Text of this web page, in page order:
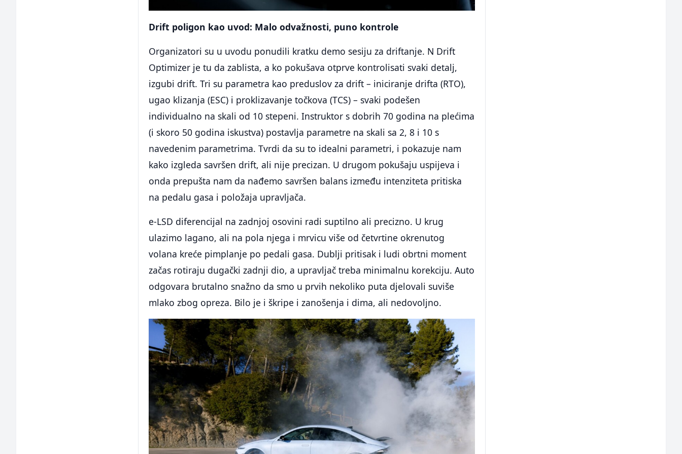
Drift poligon kao uvod: Malo odvažnosti, puno kontrole
Organizatori su u uvodu ponudili kratku demo sesiju za driftanje. N Drift
Optimizer je tu da zablista, a ko pokušava otprve kontrolisati svaki detalj,
izgubi drift. Tri su parametra kao preduslov za drift – iniciranje drifta (RTO),
ugao klizanja (ESC) i proklizavanje točkova (TCS) – svaki podešen
individualno na skali od 10 stepeni. Instruktor s dobrih 70 godina na plećima
(i skoro 50 godina iskustva) postavlja parametre na skali sa 2, 8 i 10 s
navedenim parametrima. Tvrdi da su to idealni parametri, i pokazuje nam
kako izgleda savršen drift, ali nije precizan. U drugom pokušaju uspijeva i
onda prepušta nam da nađemo savršen balans između intenziteta pritiska
na pedalu gasa i položaja upravljača.
e-LSD diferencijal na zadnjoj osovini radi suptilno ali precizno. U krug
ulazimo lagano, ali na pola njega i mrvicu više od četvrtine okrenutog
volana kreće pimplanje po pedali gasa. Dublji pritisak i ludi obrtni moment
začas rotiraju dugački zadnji dio, a upravljač treba minimalnu korekciju. Auto
odgovara brutalno snažno da smo u prvih nekoliko puta djelovali suviše
mlako zbog opreza. Bilo je i škripe i zanošenja i dima, ali nedovoljno.